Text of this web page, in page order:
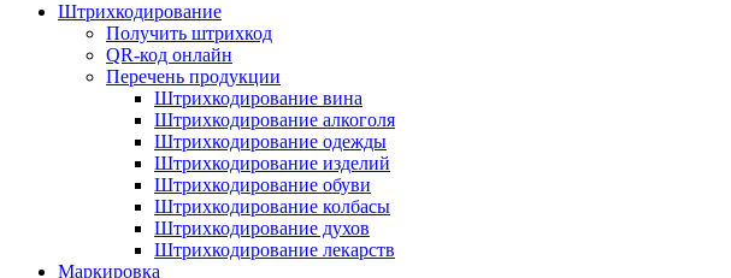
Штрихкодирование
Получить штрихкод
QR-код онлайн
Перечень продукции
Штрихкодирование вина
Штрихкодирование алкоголя
Штрихкодирование одежды
Штрихкодирование изделий
Штрихкодирование обуви
Штрихкодирование колбасы
Штрихкодирование духов
Штрихкодирование лекарств
Маркировка